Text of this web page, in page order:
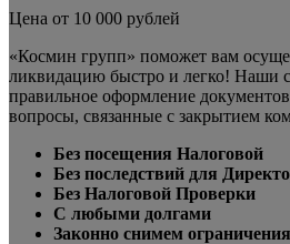
Цена от 10 000 рублей
«Космин групп» поможет вам
ликвидацию быстро и легко! Наши
правильное оформление
вопросы, связанные с закрытием
Без посещения Налоговой
Без последствий для
Без Налоговой Проверки
С любыми долгами
Законно снимем